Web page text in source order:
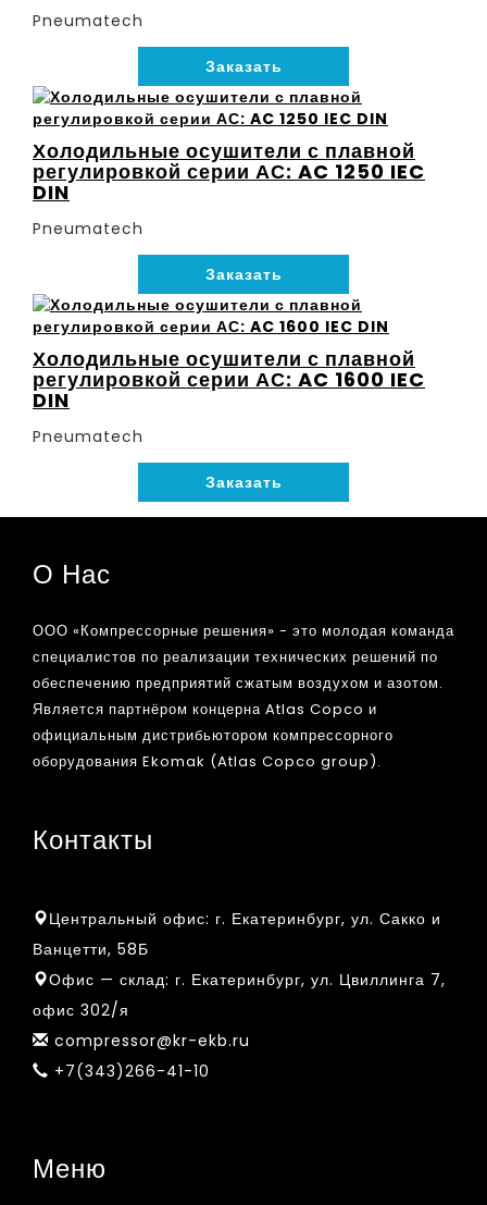
Pneumatech
Заказать
Холодильные осушители с плавной
регулировкой серии АС: AC 1250 IEC
DIN
Pneumatech
Заказать
Холодильные осушители с плавной
регулировкой серии АС: AC 1600 IEC
DIN
Pneumatech
Заказать
О Нас
ООО «Компрессорные решения» - это молодая команда
специалистов по реализации технических решений по
обеспечению предприятий сжатым воздухом и азотом.
Является партнёром концерна Atlas Copco и
официальным дистрибьютором компрессорного
оборудования Ekomak (Atlas Copco group).
Контакты
Центральный офис: г. Екатеринбург, ул. Сакко и
Ванцетти, 58Б
Офис — склад: г. Екатеринбург, ул. Цвиллинга 7,
офис 302/я
compressor@kr-ekb.ru
+7(343)266-41-10
Меню